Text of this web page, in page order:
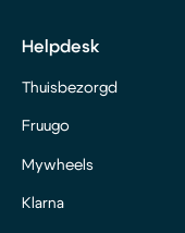
Helpdesk
Thuisbezorgd
Fruugo
Mywheels
Klarna